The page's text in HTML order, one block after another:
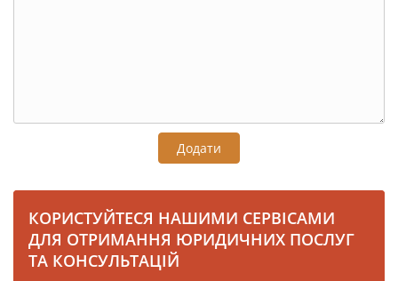
Додати
КОРИСТУЙТЕСЯ НАШИМИ СЕРВІСАМИ
ДЛЯ ОТРИМАННЯ ЮРИДИЧНИХ ПОСЛУГ
ТА КОНСУЛЬТАЦІЙ